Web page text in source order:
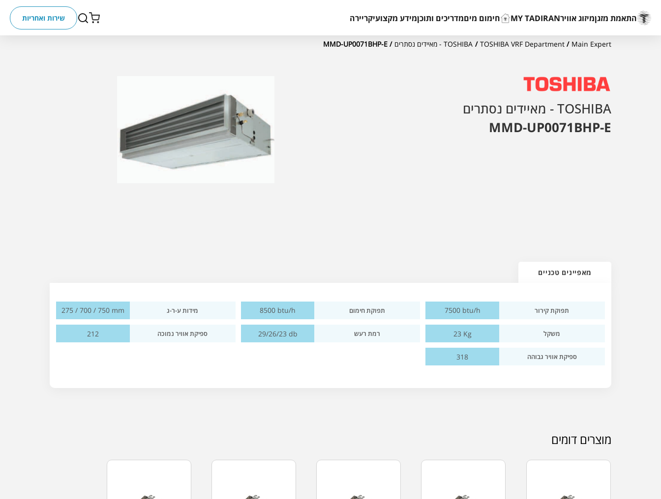
התאמת מזגןמיזוג אווירMY TADIRAN חימום מיםמדריכים ותוכןמידע מקצועיקריירה שירות ואחריות
Main Expert
/
TOSHIBA VRF Department
/ TOSHIBA - מאיידים נסתרים / MMD-UP0071BHP-E
TOSHIBA - מאיידים נסתרים
MMD-UP0071BHP-E
מאפיינים טכניים
תפוקת קירור 7500 btu/h תפוקת חימום 8500 btu/h מידות ע-ר-ג 275 / 700 / 750 mm
משקל 23 Kg רמת רעש 29/26/23 db ספיקת אוויר נמוכה 212
ספיקת אוויר גבוהה 318
מוצרים דומים